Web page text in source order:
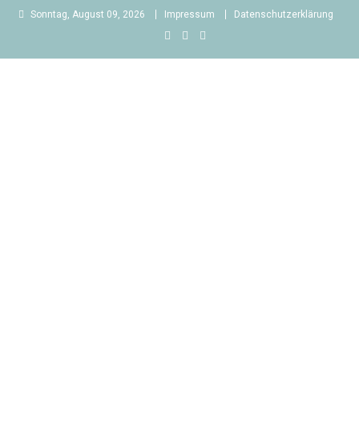
Skip
Sonntag, August 09, 2026 Impressum Datenschutzerklärung